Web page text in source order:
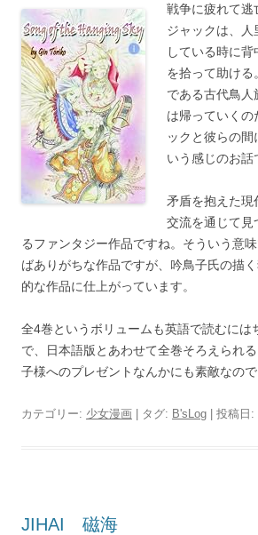
戦争に疲れて逃
ジャックは、人
している時に
を拾って助ける
である古代鳥
は帰っていくの
ックと彼らの
いう感じのお話
矛盾を抱えた現
交流を通じて見
るファンタジー作品ですね。そういう意
ばありがちな作品ですが、吟鳥子氏の描
的な作品に仕上がっています。
全4巻というボリュームも英語で読むには
で、日本語版とあわせて全巻そろえられ
子様へのプレゼントなんかにも素敵なので
カテゴリー: 少女漫画 | タグ: B'sLog | 投稿日:
JIHAI 磁海